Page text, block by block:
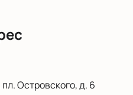
эту уникальную
на нашем сайте можно
и избежать
Островского, д. 6